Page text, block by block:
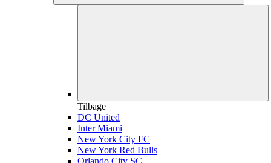
Tilbage
DC United
Inter Miami
New York City FC
New York Red Bulls
Orlando City SC